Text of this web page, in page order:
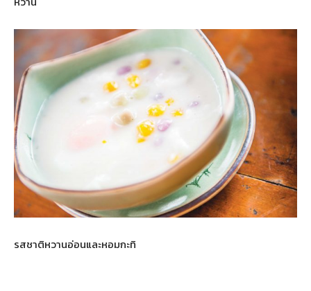
รสชาติหวานอ่อนและหอมกะทิ